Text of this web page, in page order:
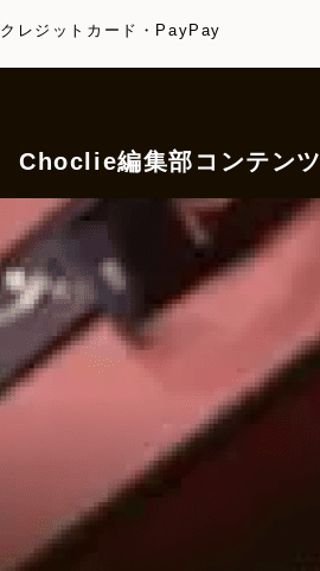
クレジットカード・PayPay
Choclie編集部コンテンツ